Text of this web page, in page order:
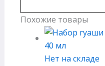
Похожие товары
Нет на складе